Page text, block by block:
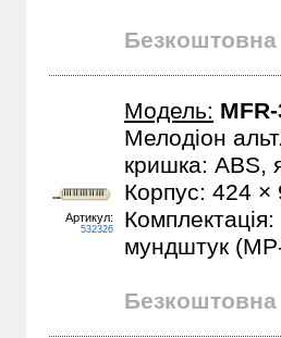
Безкоштовна
Артикул:
532326
Модель:
Мелодіон
кришка: ABS,
Корпус: 424 ×
мундштук
Безкоштовна